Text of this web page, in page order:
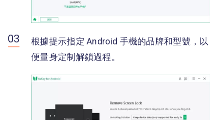
根據提示指定 Android 手機的品牌和型號，以
便量身定制解鎖過程。